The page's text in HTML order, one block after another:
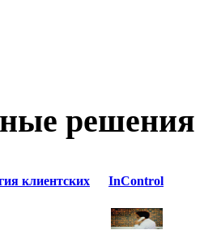
решения
клиентских
InControl